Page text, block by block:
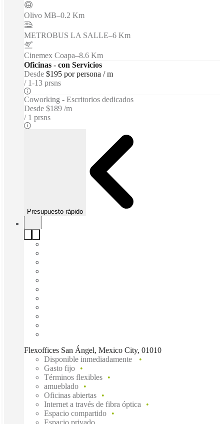
Olivo MB–0.2 Km
METROBUS LA SALLE–6 Km
Cinemex Coapa–8.6 Km
Oficinas - con Servicios
Desde $195 por persona / m
1-13 prsns
Coworking - Escritorios dedicados
Desde $189 /m
1 prsns
Presupuesto rápido
Flexoffices San Ángel, Mexico City, 01010
Disponible inmediadamente
Gasto fijo
Términos flexibles
amueblado
Oficinas abiertas
Internet a través de fibra óptica
Espacio compartido
Espacio privado